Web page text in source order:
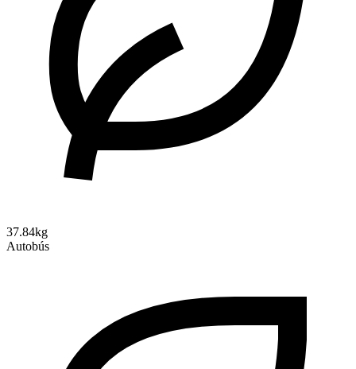
37.84kg
Autobús